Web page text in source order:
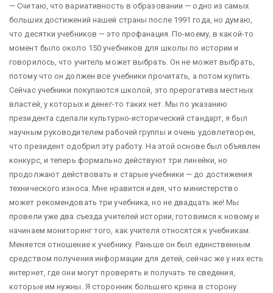
— Считаю, что вариативность в образовании — одно из самых
больших достижений нашей страны после 1991 года, но думаю,
что десятки учебников — это профанация. По-моему, в какой-то
момент было около 150 учебников для школы по истории и
говорилось, что учитель может выбрать. Он не может выбрать,
потому что он должен все учебники прочитать, а потом купить.
Сейчас учебники покупаются школой, это прерогатива местных
властей, у которых и денег-то таких нет. Мы по указанию
президента сделали культурно-исторический стандарт, я был
научным руководителем рабочей группы и очень удовлетворен,
что президент одобрил эту работу. На этой основе был объявлен
конкурс, и теперь формально действуют три линейки, но
продолжают действовать и старые учебники — до достижения
технического износа. Мне нравится идея, что министерство
может рекомендовать три учебника, но не двадцать же! Мы
провели уже два съезда учителей истории, готовимся к новому и
начинаем мониторинг того, как учителя относятся к учебникам.
Меняется отношение к учебнику. Раньше он был единственным
средством получения информации для детей, сейчас же у них есть
интернет, где они могут проверять и получать те сведения,
которые им нужны. Я сторонник большего крена в сторону